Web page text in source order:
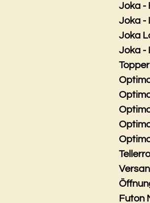
Joka -
Joka -
Joka
Joka -
Futon